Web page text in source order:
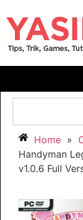
Home »
Handyman
v1.0.6 Full